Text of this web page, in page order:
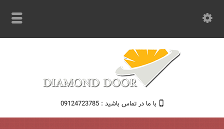
با ما در تماس باشید : 09124723785